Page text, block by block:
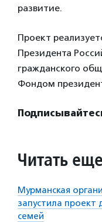
развитие.
Проект
Президента
гражданского
Фондом
Читать еще
Мурманская
запустила проект
семей